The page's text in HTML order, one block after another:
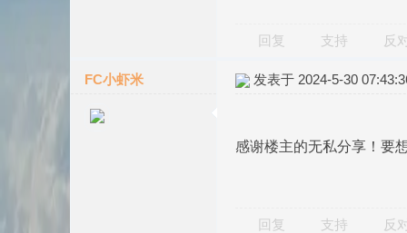
回复 支持 反
FC小虾米 发表于 2024-5-30
感谢楼主的无私分享！要
回复 支持 反